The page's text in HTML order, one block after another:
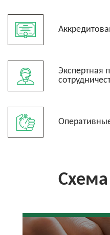
Экспертная